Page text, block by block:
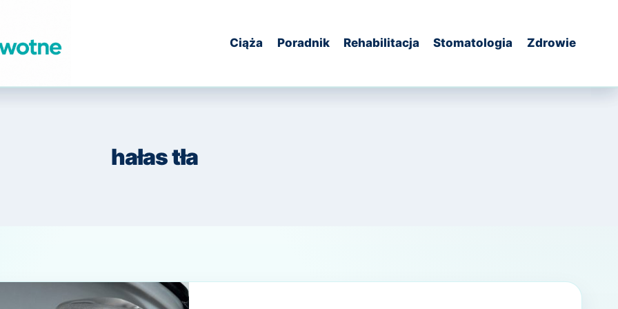
Ciąża Poradnik Rehabilitacja Stomatologia Zdrowie
hałas tła